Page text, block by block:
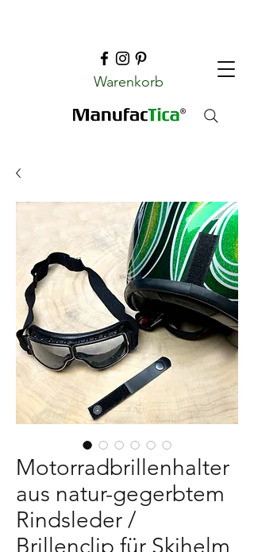
Warenkorb
Motorradbrillenhalter
aus natur-gegerbtem
Rindsleder /
Brillenclip für Skihelm